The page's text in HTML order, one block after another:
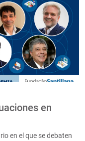
PT
en
en el que se debaten